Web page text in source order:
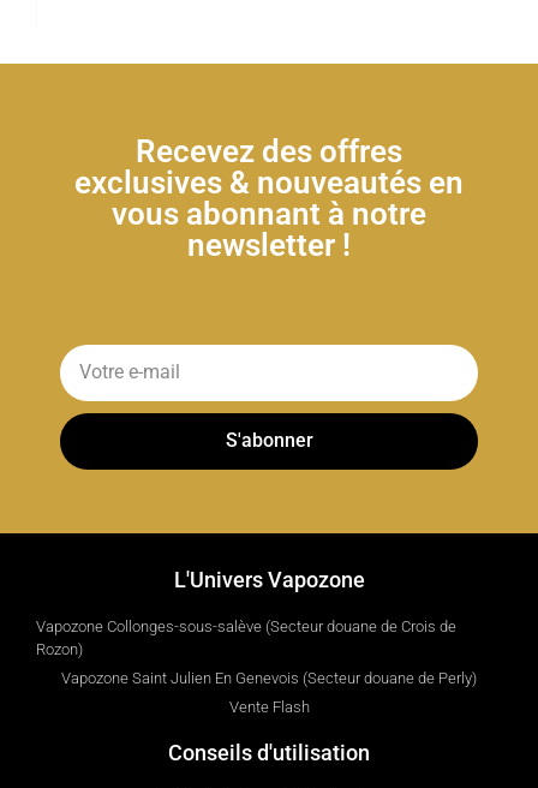
Recevez des offres
exclusives & nouveautés en
vous abonnant à notre
newsletter !
S'abonner
L'Univers Vapozone
Vapozone Collonges-sous-salève (Secteur douane de Crois de
Rozon)
Vapozone Saint Julien En Genevois (Secteur douane de Perly)
Vente Flash
Conseils d'utilisation